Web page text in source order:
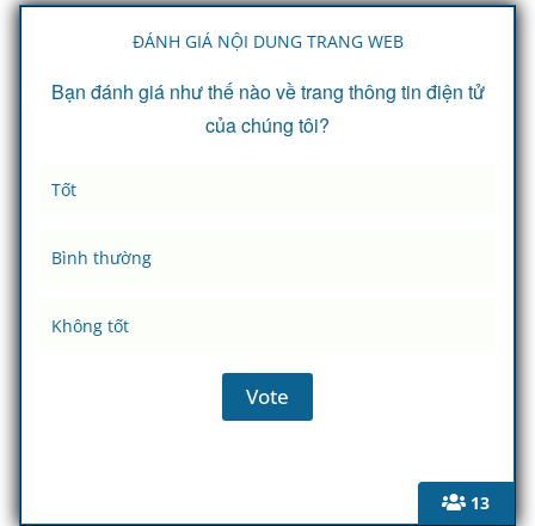
13
ĐÁNH GIÁ NỘI DUNG TRANG WEB
Bạn đánh giá như thế nào về trang thông tin điện tử
của chúng tôi?
Tốt
Bình thường
Không tốt